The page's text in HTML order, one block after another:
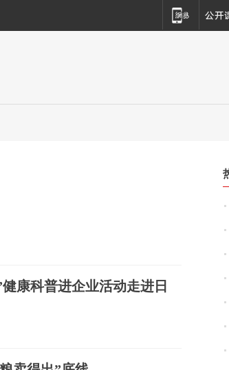
康科普进企业活动走进日